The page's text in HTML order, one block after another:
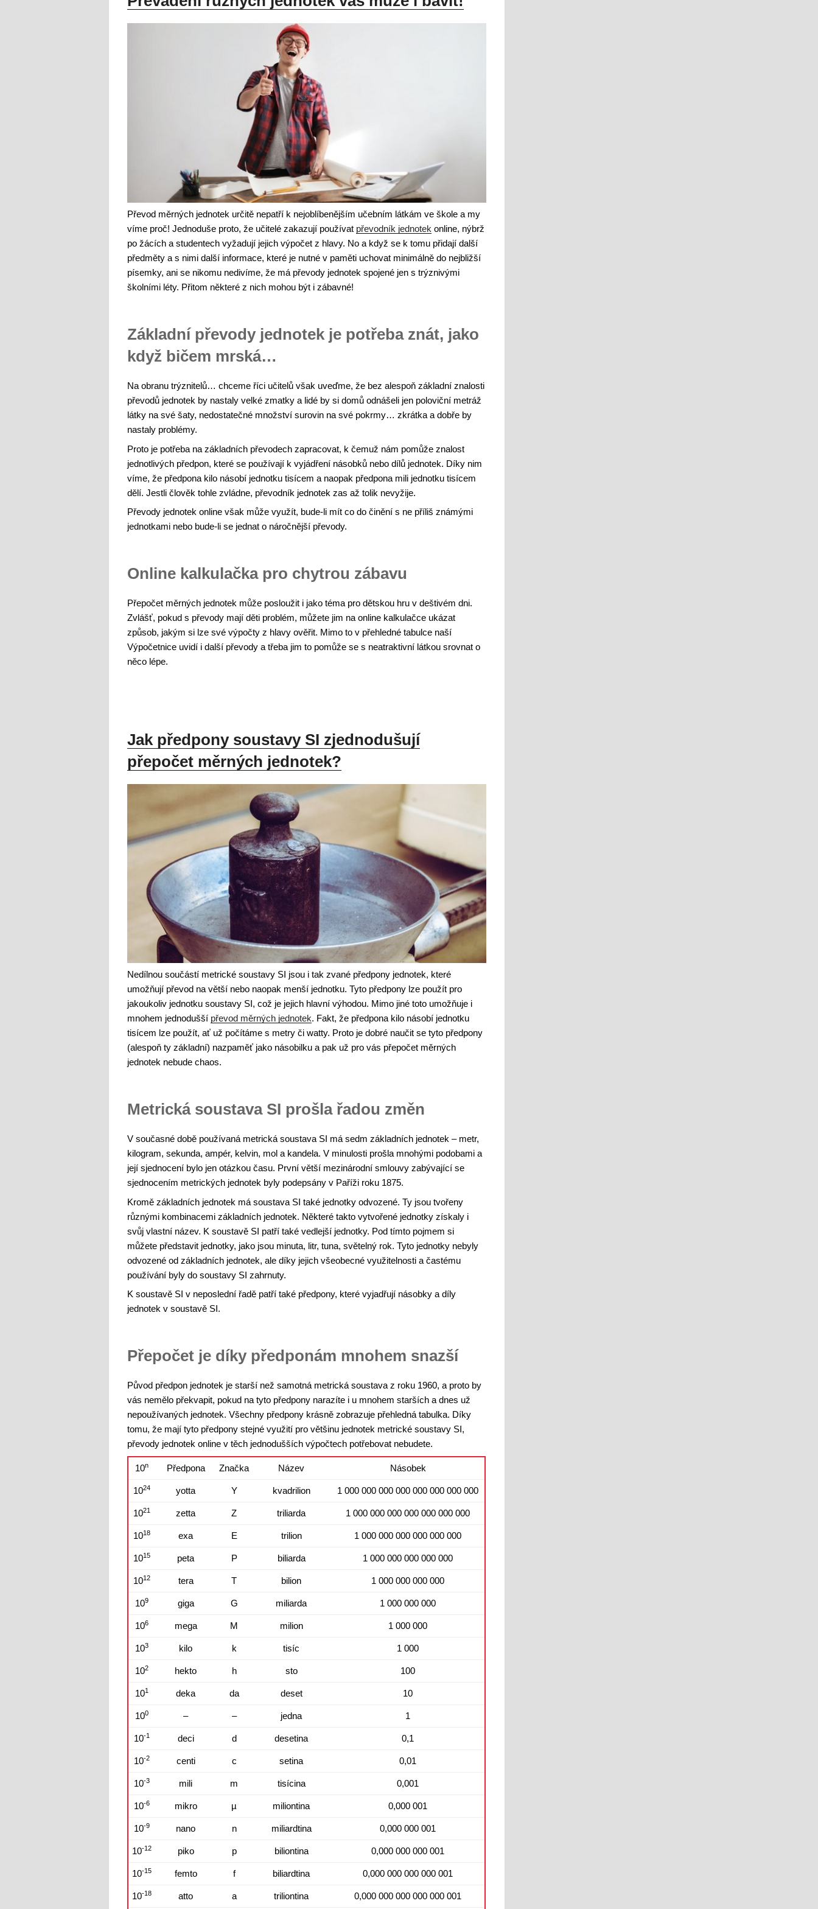
Převod měrných jednotek určitě nepatří k nejoblíbenějším učebním látkám ve škole a my
víme proč! Jednoduše proto, že učitelé zakazují používat převodník jednotek online, nýbrž
po žácích a studentech vyžadují jejich výpočet z hlavy. No a když se k tomu přidají další
předměty a s nimi další informace, které je nutné v paměti uchovat minimálně do nejbližší
písemky, ani se nikomu nedivíme, že má převody jednotek spojené jen s trýznivými
školními léty. Přitom některé z nich mohou být i zábavné!
Základní převody jednotek je potřeba znát, jako
když bičem mrská…
Na obranu trýznitelů… chceme říci učitelů však uveďme, že bez alespoň základní znalosti
převodů jednotek by nastaly velké zmatky a lidé by si domů odnášeli jen poloviční metráž
látky na své šaty, nedostatečné množství surovin na své pokrmy… zkrátka a dobře by
nastaly problémy.
Proto je potřeba na základních převodech zapracovat, k čemuž nám pomůže znalost
jednotlivých předpon, které se používají k vyjádření násobků nebo dílů jednotek. Díky nim
víme, že předpona kilo násobí jednotku tisícem a naopak předpona mili jednotku tisícem
dělí. Jestli člověk tohle zvládne, převodník jednotek zas až tolik nevyžije.
Převody jednotek online však může využít, bude-li mít co do činění s ne příliš známými
jednotkami nebo bude-li se jednat o náročnější převody.
Online kalkulačka pro chytrou zábavu
Přepočet měrných jednotek může posloužit i jako téma pro dětskou hru v deštivém dni.
Zvlášť, pokud s převody mají děti problém, můžete jim na online kalkulačce ukázat
způsob, jakým si lze své výpočty z hlavy ověřit. Mimo to v přehledné tabulce naší
Výpočetnice uvidí i další převody a třeba jim to pomůže se s neatraktivní látkou srovnat o
něco lépe.
Jak předpony soustavy SI zjednodušují
přepočet měrných jednotek?
Nedílnou součástí metrické soustavy SI jsou i tak zvané předpony jednotek, které
umožňují převod na větší nebo naopak menší jednotku. Tyto předpony lze použít pro
jakoukoliv jednotku soustavy SI, což je jejich hlavní výhodou. Mimo jiné toto umožňuje i
mnohem jednodušší převod měrných jednotek. Fakt, že předpona kilo násobí jednotku
tisícem lze použít, ať už počítáme s metry či watty. Proto je dobré naučit se tyto předpony
(alespoň ty základní) nazpaměť jako násobilku a pak už pro vás přepočet měrných
jednotek nebude chaos.
Metrická soustava SI prošla řadou změn
V současné době používaná metrická soustava SI má sedm základních jednotek – metr,
kilogram, sekunda, ampér, kelvin, mol a kandela. V minulosti prošla mnohými podobami a
její sjednocení bylo jen otázkou času. První větší mezinárodní smlouvy zabývající se
sjednocením metrických jednotek byly podepsány v Paříži roku 1875.
Kromě základních jednotek má soustava SI také jednotky odvozené. Ty jsou tvořeny
různými kombinacemi základních jednotek. Některé takto vytvořené jednotky získaly i
svůj vlastní název. K soustavě SI patří také vedlejší jednotky. Pod tímto pojmem si
můžete představit jednotky, jako jsou minuta, litr, tuna, světelný rok. Tyto jednotky nebyly
odvozené od základních jednotek, ale díky jejich všeobecné využitelnosti a častému
používání byly do soustavy SI zahrnuty.
K soustavě SI v neposlední řadě patří také předpony, které vyjadřují násobky a díly
jednotek v soustavě SI.
Přepočet je díky předponám mnohem snazší
Původ předpon jednotek je starší než samotná metrická soustava z roku 1960, a proto by
vás nemělo překvapit, pokud na tyto předpony narazíte i u mnohem starších a dnes už
nepoužívaných jednotek. Všechny předpony krásně zobrazuje přehledná tabulka. Díky
tomu, že mají tyto předpony stejné využití pro většinu jednotek metrické soustavy SI,
převody jednotek online v těch jednodušších výpočtech potřebovat nebudete.
10n Předpona Značka Název Násobek
1024 yotta Y kvadrilion 1 000 000 000 000 000 000 000 000
1021 zetta Z triliarda 1 000 000 000 000 000 000 000
1018 exa E trilion 1 000 000 000 000 000 000
1015 peta P biliarda 1 000 000 000 000 000
1012 tera T bilion 1 000 000 000 000
109 giga G miliarda 1 000 000 000
106 mega M milion 1 000 000
103 kilo k tisíc 1 000
102 hekto h sto 100
101 deka da deset 10
100 – – jedna 1
10-1 deci d desetina 0,1
10-2 centi c setina 0,01
10-3 mili m tisícina 0,001
10-6 mikro µ miliontina 0,000 001
10-9 nano n miliardtina 0,000 000 001
10-12 piko p biliontina 0,000 000 000 001
10-15 femto f biliardtina 0,000 000 000 000 001
10-18 atto a triliontina 0,000 000 000 000 000 001